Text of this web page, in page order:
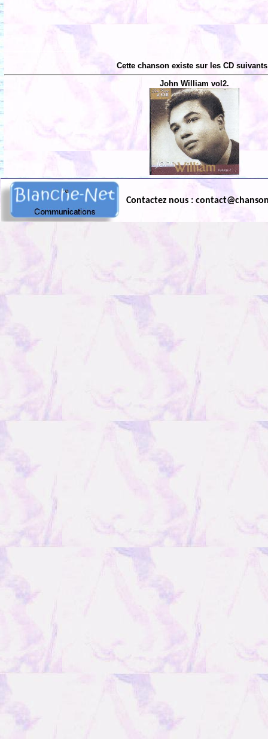
Cette chanson existe sur les CD
John William vol2.
Contactez nous :